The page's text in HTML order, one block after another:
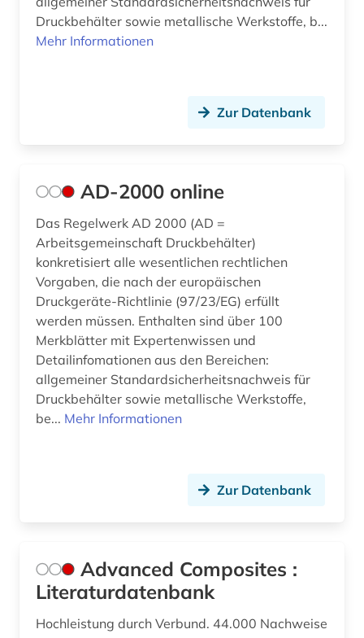
dieselmotor (2)
din-vde-norm (2)
discovery service (1)
dokumentenserver (2)
drehflügelflugzeug (1)
druck- und verlagsindustrie (1)
druckmedien (1)
Druckbehälter sowie metallische Werkstoffe, b...
Mehr Informationen
Zur Datenbank
AD-2000 online
Das Regelwerk AD 2000 (AD =
Arbeitsgemeinschaft Druckbehälter)
konkretisiert alle wesentlichen rechtlichen
Vorgaben, die nach der europäischen
Druckgeräte-Richtlinie (97/23/EG) erfüllt
werden müssen. Enthalten sind über 100
Merkblätter mit Expertenwissen und
Detailinfomationen aus den Bereichen:
allgemeiner Standardsicherheitsnachweis für
Druckbehälter sowie metallische Werkstoffe,
be... Mehr Informationen
Zur Datenbank
Advanced Composites :
Literaturdatenbank
Hochleistung durch Verbund. 44.000 Nachweise